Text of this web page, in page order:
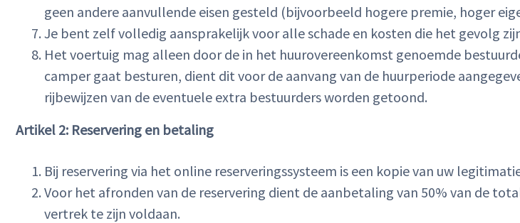
geen andere aanvullende eisen gesteld (bijvoorbeeld hogere premie, hoger
Je bent zelf volledig aansprakelijk voor alle schade en kosten die het gevolg
Het voertuig mag alleen door de in het huurovereenkomst genoemde
camper gaat besturen, dient dit voor de aanvang van de huurperiode
rijbewijzen van de eventuele extra bestuurders worden getoond.
Artikel 2: Reservering en betaling
Bij reservering via het online reserveringssysteem is een kopie van uw
Voor het afronden van de reservering dient de aanbetaling van 50% van de
vertrek te zijn voldaan.